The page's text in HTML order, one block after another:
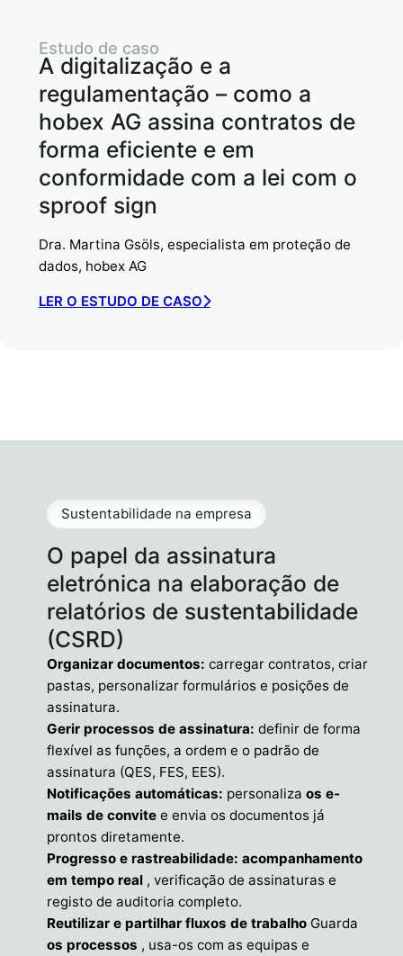
A digitalização e a
regulamentação – como a
hobex AG assina contratos de
forma eficiente e em
conformidade com a lei com o
sproof sign
Estudo de caso
Dra. Martina Gsöls, especialista em proteção de
dados, hobex AG
LER O ESTUDO DE CASO
O papel da assinatura
eletrónica na elaboração de
relatórios de sustentabilidade
(CSRD)
Sustentabilidade na empresa
Organizar documentos: carregar contratos, criar
pastas, personalizar formulários e posições de
assinatura.
Gerir processos de assinatura: definir de forma
flexível as funções, a ordem e o padrão de
assinatura (QES, FES, EES).
Notificações automáticas: personaliza os e-
mails de convite e envia os documentos já
prontos diretamente.
Progresso e rastreabilidade: acompanhamento
em tempo real , verificação de assinaturas e
registo de auditoria completo.
Reutilizar e partilhar fluxos de trabalho Guarda
os processos , usa-os com as equipas e